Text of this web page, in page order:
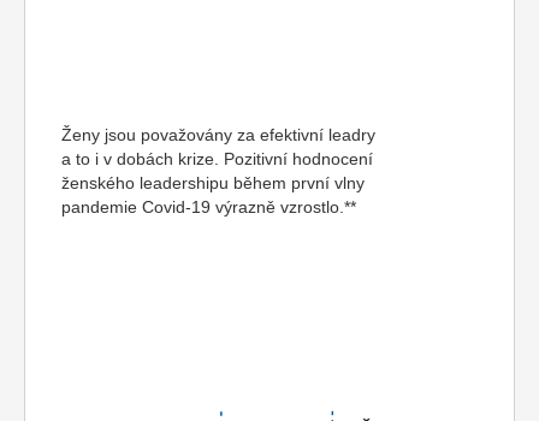
Ženy jsou považovány za efektivní leadry
a to i v dobách krize. Pozitivní hodnocení
ženského leadershipu během první vlny
pandemie Covid-19 výrazně vzrostlo.**